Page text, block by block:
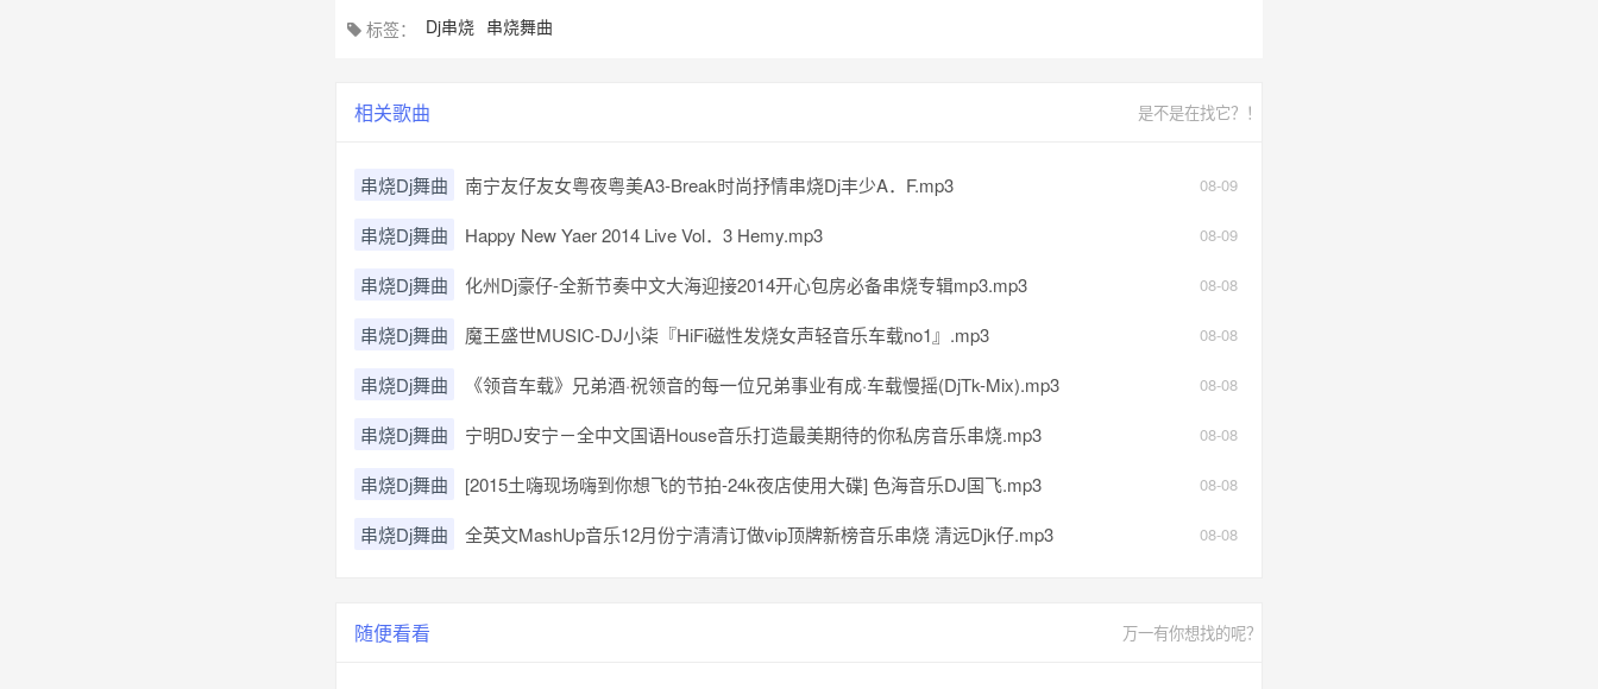
标签： Dj串烧 串烧舞曲
相关歌曲 是不是在找它？！
08-09
串烧Dj舞曲 南宁友仔友女粤夜粤美A3-Break时尚抒情串烧Dj丰少A．F.mp3
08-09
串烧Dj舞曲 Happy New Yaer 2014 Live Vol．3 Hemy.mp3
08-08
串烧Dj舞曲 化州Dj豪仔-全新节奏中文大海迎接2014开心包房必备串烧专辑mp3.mp3
08-08
串烧Dj舞曲 魔王盛世MUSIC-DJ小柒『HiFi磁性发烧女声轻音乐车载no1』.mp3
08-08
串烧Dj舞曲 《领音车载》兄弟酒·祝领音的每一位兄弟事业有成·车载慢摇(DjTk-Mix).mp3
08-08
串烧Dj舞曲 宁明DJ安宁－全中文国语House音乐打造最美期待的你私房音乐串烧.mp3
08-08
串烧Dj舞曲 [2015土嗨现场嗨到你想飞的节拍-24k夜店使用大碟] 色海音乐DJ国飞.mp3
08-08
串烧Dj舞曲 全英文MashUp音乐12月份宁清清订做vip顶牌新榜音乐串烧 清远Djk仔.mp3
随便看看 万一有你想找的呢？